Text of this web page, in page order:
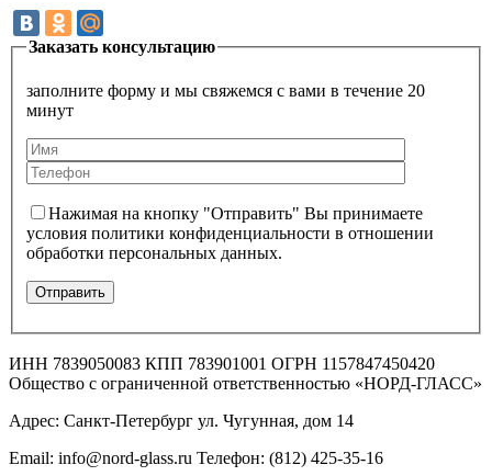
Заказать консультацию
заполните форму и мы свяжемся с вами в течение 20
минут
Нажимая на кнопку "Отправить" Вы принимаете
условия политики конфиденциальности в отношении
обработки персональных данных.
ИНН 7839050083 КПП 783901001 ОГРН 1157847450420
Общество с ограниченной ответственностью «НОРД-ГЛАСС»
Адрес: Санкт-Петербург ул. Чугунная, дом 14
Email: info@nord-glass.ru Телефон: (812) 425-35-16